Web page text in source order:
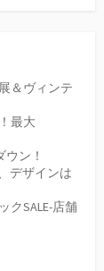
＆ヴィンテ
最大
ン！
デザインは
クSALE-店舗